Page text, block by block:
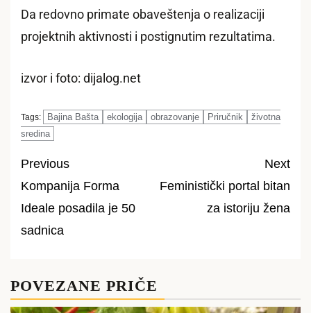
Da redovno primate obaveštenja o realizaciji
projektnih aktivnosti i postignutim rezultatima.
izvor i foto: dijalog.net
Tags: Bajina Bašta ekologija obrazovanje Priručnik
životna
sredina
Post
navigation
Previous
Kompanija Forma
Ideale posadila je 50
sadnica
Next
Feministički portal bitan
za istoriju žena
POVEZANE PRIČE